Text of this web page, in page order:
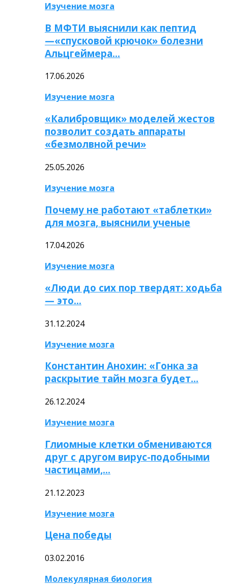
Изучение мозга
В МФТИ выяснили как пептид
—«спусковой крючок» болезни
Альцгеймера…
17.06.2026
Изучение мозга
«Калибровщик» моделей жестов
позволит создать аппараты
«безмолвной речи»
25.05.2026
Изучение мозга
Почему не работают «таблетки»
для мозга, выяснили ученые
17.04.2026
Изучение мозга
«Люди до сих пор твердят: ходьба
— это…
31.12.2024
Изучение мозга
Константин Анохин: «Гонка за
раскрытие тайн мозга будет…
26.12.2024
Изучение мозга
Глиомные клетки обмениваются
друг с другом вирус-подобными
частицами,…
21.12.2023
Изучение мозга
Цена победы
03.02.2016
Молекулярная биология